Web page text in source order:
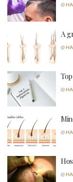
@
A
@
@
@
@